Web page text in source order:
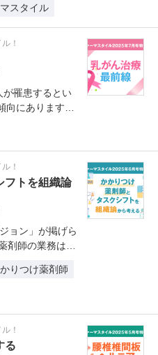
スタイル
！
が罹患するとい
にあります。
！
フトを組織論
ョン」が掲げら
剤師の業務は調
りつけ薬剤師
！
る